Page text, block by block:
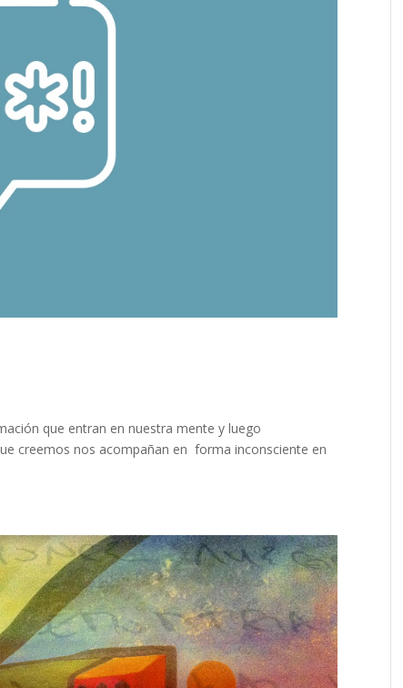
que entran en nuestra mente y luego
creemos nos acompañan en forma inconsciente en